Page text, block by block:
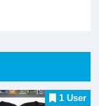
1 User